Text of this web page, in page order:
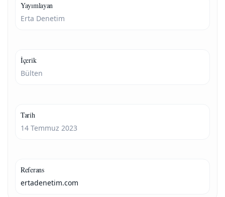
Yayımlayan
Erta Denetim
İçerik
Bülten
Tarih
14 Temmuz 2023
Referans
ertadenetim.com